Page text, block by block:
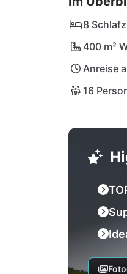
Gruppen,
profitierst
Pula und
8
400 m²
Anreise
16